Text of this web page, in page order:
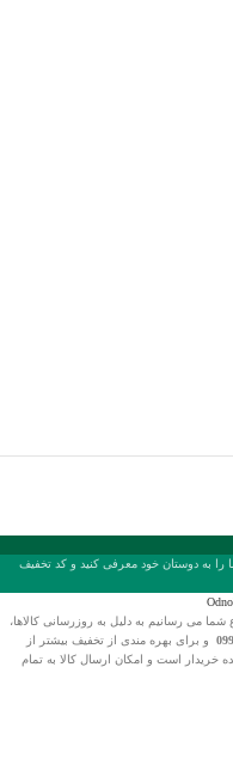
را به دوستان خود معرفی کنید و کد تخفیف
شما می رسانیم به دلیل به روزرسانی کالاها،
و برای بهره مندی از تخفیف بیشتر از
خریدار است و امکان ارسال کالا به تمام